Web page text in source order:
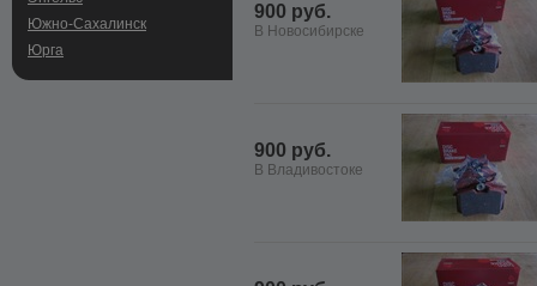
Южно-Сахалинск
Юрга
900 руб.
В Новосибирске
900 руб.
В Владивостоке